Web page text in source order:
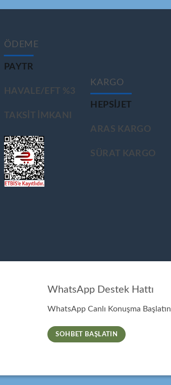
ÖDEME
PAYTR
HAVALE/EFT %3
TAKSIT IMKANI
KARGO
HEPSIJET
ARAS KARGO
SÜRAT KARGO
WhatsApp Destek Hattı
WhatsApp Canlı Konuşma Başlatın
SOHBET BAŞLATIN